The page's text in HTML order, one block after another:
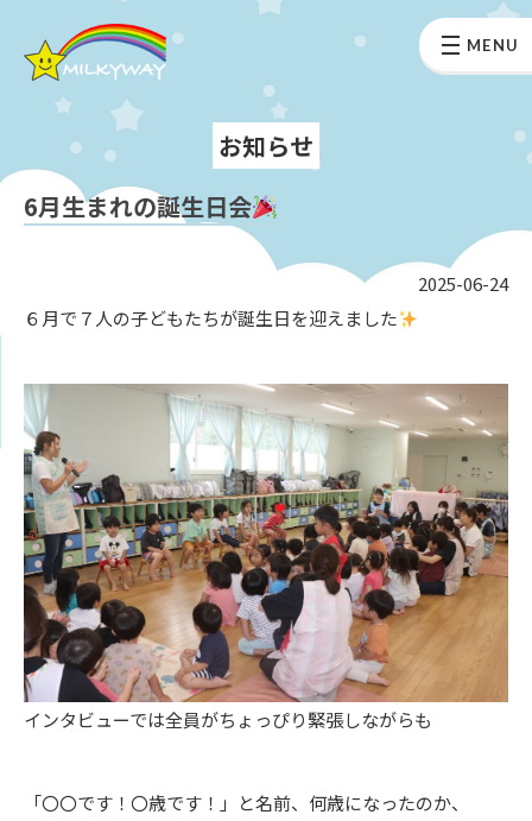
MENU
お知らせ
6月生まれの誕生日会
2025-06-24
６月で７人の子どもたちが誕生日を迎えました
インタビューでは全員がちょっぴり緊張しながらも
「〇〇です！〇歳です！」と名前、何歳になったのか、